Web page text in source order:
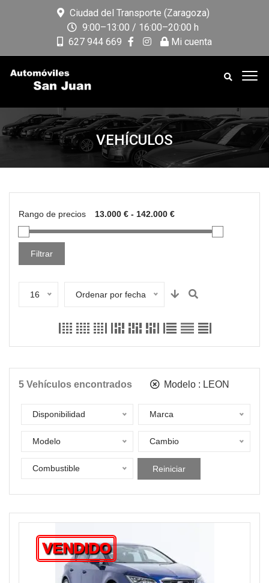
Ciudad del Transporte (Zaragoza)
9:00–13:00 / 16:00–20:00 h
627 944 669
Mi cuenta
VEHÍCULOS
Rango de precios
Filtrar
16 Ordenar por fecha
5 Vehículos encontrados Modelo : LEON
Disponibilidad Marca
Modelo Cambio
Combustible Reiniciar
VENDIDO